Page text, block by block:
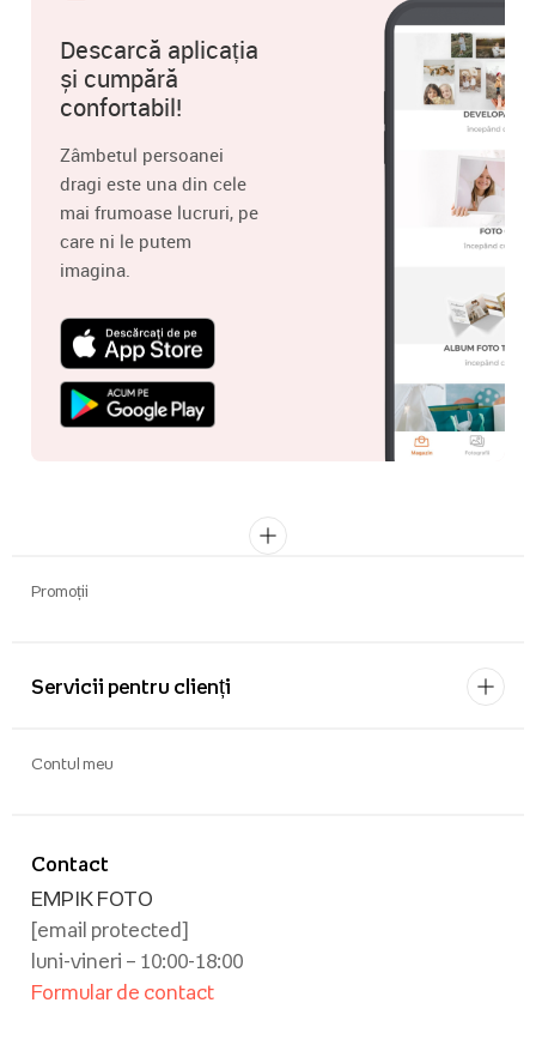
Descarcă aplicația
și cumpără
confortabil!
Zâmbetul persoanei
dragi este una din cele
mai frumoase lucruri, pe
care ni le putem
imagina.
Promoții
Servicii pentru clienți
Contact
EMPIK FOTO
[email protected]
luni-vineri – 10:00-18:00
Formular de contact
Contul meu